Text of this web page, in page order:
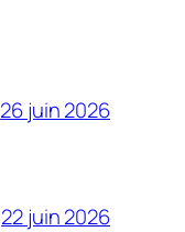
26 juin 2026
22 juin 2026